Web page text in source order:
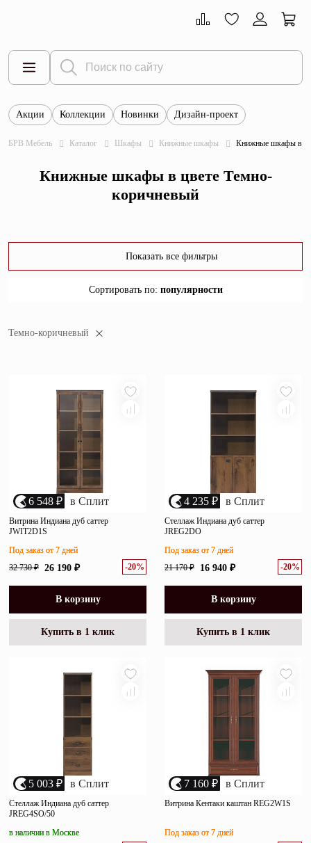
Все товары
Тумбы
Шкафы
Прихожие
Освещение
Декор
Наши салоны
Покупателям
Дизайнерам и архитекторам
Обратный звонок
Акции Коллекции Новинки Дизайн-проект
БРВ Мебель Каталог Шкафы Книжные шкафы Книжные шкафы в
Книжные шкафы в цвете Темно-
коричневый
Показать все фильтры
Сортировать по: популярности
Темно-коричневый
6 548 ₽ в Сплит
Витрина Индиана дуб саттер
JWIT2D1S
32 730 ₽ 26 190 ₽ -20%
Под заказ от 7 дней
В корзину
Купить в 1 клик
4 235 ₽ в Сплит
Стеллаж Индиана дуб саттер
JREG2DO
21 170 ₽ 16 940 ₽ -20%
Под заказ от 7 дней
В корзину
Купить в 1 клик
5 003 ₽ в Сплит
Стеллаж Индиана дуб саттер
JREG4SO/50
в наличии в Москве
7 160 ₽ в Сплит
Витрина Кентаки каштан REG2W1S
Под заказ от 7 дней